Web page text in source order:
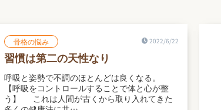
骨格の悩み 2022/6/22
習慣は第二の天性なり
呼吸と姿勢で不調のほとんどは良くなる。
【呼吸をコントロールすることで体と心が整
う】 これは人間が古くから取り入れてきた